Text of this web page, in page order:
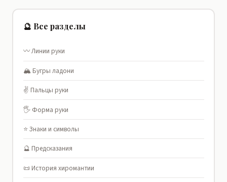
🔮 Все разделы
〰️ Линии руки
🏔️ Бугры ладони
✌️ Пальцы руки
🖐️ Форма руки
⭐ Знаки и символы
🔮 Предсказания
📜 История хиромантии